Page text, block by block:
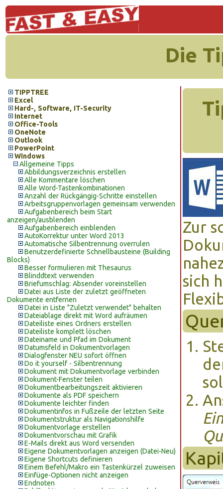
Die
TIPPTREE
Excel
Hard-, Software, IT-Security
Internet
Office-Tools
OneNote
Outlook
PowerPoint
Windows
Allgemeine Tipps
Abbildungsverzeichnis erstellen
Alle Kommentare löschen
Alle Word-Tastenkombinationen
Anzahl der Rückgängig-Schritte einstellen
Arbeitsgruppenvorlagen gemeinsam verwenden
Aufgabenbereich beim Start
anzeigen/ausblenden
Aufgabenbereich einblenden
AutoKorrektur unter Word 2013
Automatische Silbentrennung overrulen
Benutzerdefinierte Schnellbausteine (Building
Blocks)
Besser formulieren mit Thesaurus
Blinddtext verwenden
Briefumschlag: Absender voreinstellen
Datei aus Liste der zuletzt geöffneten
Dokumente entfernen
Datei in Liste "Zuletzt verwendet" behalten
Dateiablage direkt mit Word aufräumen
Dateiliste eines Ordners erstellen
Dateiliste komplett löschen
Dateiname und Pfad im Dokument
Datumsfeld in Dokumentvorlagen
Dialogfenster NEU sofort öffnen
Do it yourself - Silbentrennung
Dokument mit Dokumentvorlage verbinden
Dokument-Fenster teilen
Dokumentbearbeitungszeit aktivieren
Dokumente als PDF speichern
Dokumente leichter finden
Dokumentinfos in Fußzeile der letzten Seite
Dokumentstruktur als Navigationshilfe
Dokumentvorlage erstellen
Dokumentvorschau mit Grafik
E-Mails direkt aus Word versenden
Eigene Dokumentvorlagen anzeigen (Datei-Neu)
Eigene Shortcuts definieren
Einem Befehl/Makro ein Tastenkürzel zuweisen
Einfüge-Optionen nicht anzeigen
Endnoten
Zur
sich